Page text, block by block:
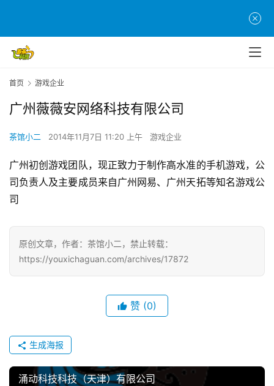
游
原
游
业
界
机
游
戏
休
闲
首页 游戏企业
广州薇薇安网络科技有限公司
茶馆小二 2014年11月7日 11:20 上午 游戏企业
广州初创游戏团队，现正致力于制作高水准的手机游戏，公
司负责人及主要成员来自广州网易、广州天拓等知名游戏公
司
原创文章，作者：茶馆小二，禁止转载：
https://youxichaguan.com/archives/17872
赞 (0)
生成海报
涌动科技科技（天津）有限公司